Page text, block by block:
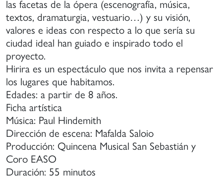
las facetas de la ópera (escenografía, música,
textos, dramaturgia, vestuario…) y su visión,
valores e ideas con respecto a lo que sería su
ciudad ideal han guiado e inspirado todo el
proyecto.
Hirira es un espectáculo que nos invita a repensar
los lugares que habitamos.
Edades: a partir de 8 años.
Ficha artística
Música: Paul Hindemith
Dirección de escena: Mafalda Saloio
Producción: Quincena Musical San Sebastián y
Coro EASO
Duración: 55 minutos